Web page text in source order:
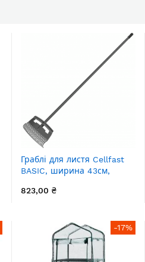
Граблі для листя Cellfast
BASIC, ширина 43см,
823,00 ₴
-17%